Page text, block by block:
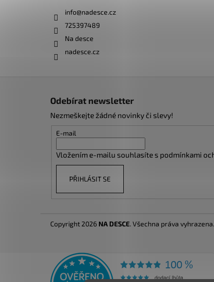
info@nadesce.cz
725397489
Na desce
nadesce.cz
Odebírat newsletter
Nezmeškejte žádné novinky či slevy!
E-mail
Vložením e-mailu souhlasíte s podmínkami
PŘIHLÁSIT SE
Copyright 2026 NA DESCE. Všechna práva vyhrazena.